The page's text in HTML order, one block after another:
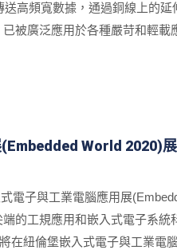
高頻寬數據，通過銅線上的
被廣泛應用於各種嚴苛和輕
World 2020)
電子與工業電腦應用展
的工規應用和嵌入式電子系
在紐倫堡嵌入式電子與工業電